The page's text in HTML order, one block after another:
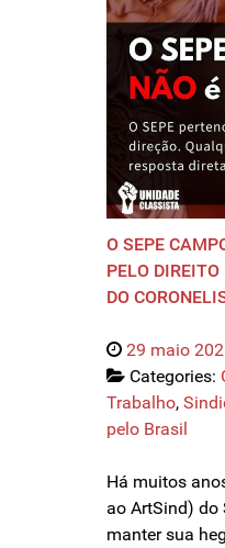
O SEPE
PELO
DO
29 maio
Categories:
Trabalho,
pelo Brasil
Há muitos
ao ArtSind) do
manter sua